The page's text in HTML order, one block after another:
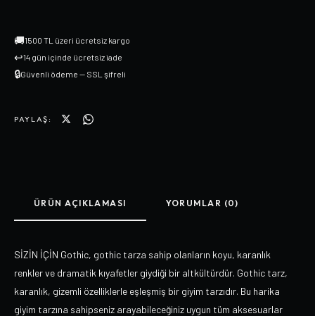
🚚1500 TL üzeri ücretsiz kargo
↩14 gün içinde ücretsiz iade
🔒Güvenli ödeme — SSL şifreli
PAYLAŞ:
ÜRÜN AÇIKLAMASI YORUMLAR (0)
SİZİN İÇİN Gothic, gothic tarza sahip olanların koyu, karanlık
renkler ve dramatik kıyafetler giydiği bir altkültürdür. Gothic tarz,
karanlık, gizemli özelliklerle eşleşmiş bir giyim tarzıdır. Bu harika
giyim tarzına sahipseniz arayabileceğiniz uygun tüm aksesuarlar